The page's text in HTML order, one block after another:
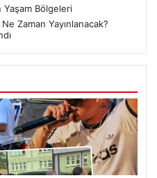
Bölgeleri
Zaman Yayınlanacak?